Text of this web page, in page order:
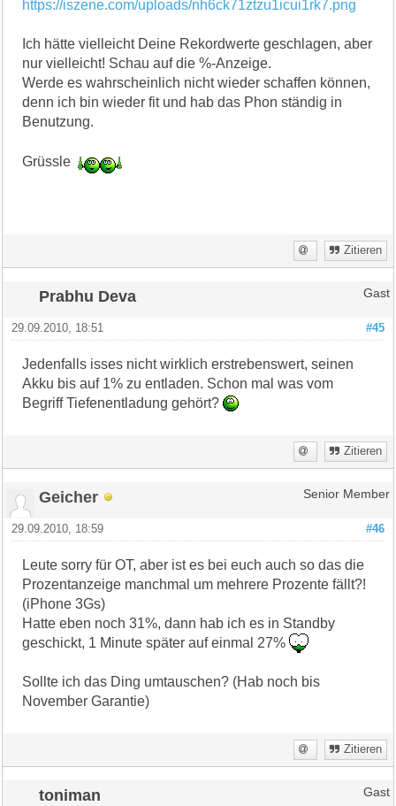
https://iszene.com/uploads/nh6ck71ztzu1icui1rk7.png
Ich hätte vielleicht Deine Rekordwerte geschlagen, aber
nur vielleicht! Schau auf die %-Anzeige.
Werde es wahrscheinlich nicht wieder schaffen können,
denn ich bin wieder fit und hab das Phon ständig in
Benutzung.
Grüssle
Zitieren
Prabhu Deva Gast
#45
29.09.2010, 18:51
Jedenfalls isses nicht wirklich erstrebenswert, seinen
Akku bis auf 1% zu entladen. Schon mal was vom
Begriff Tiefenentladung gehört?
Zitieren
Geicher Senior Member
#46
29.09.2010, 18:59
Leute sorry für OT, aber ist es bei euch auch so das die
Prozentanzeige manchmal um mehrere Prozente fällt?!
(iPhone 3Gs)
Hatte eben noch 31%, dann hab ich es in Standby
geschickt, 1 Minute später auf einmal 27%
Sollte ich das Ding umtauschen? (Hab noch bis
November Garantie)
Zitieren
toniman Gast